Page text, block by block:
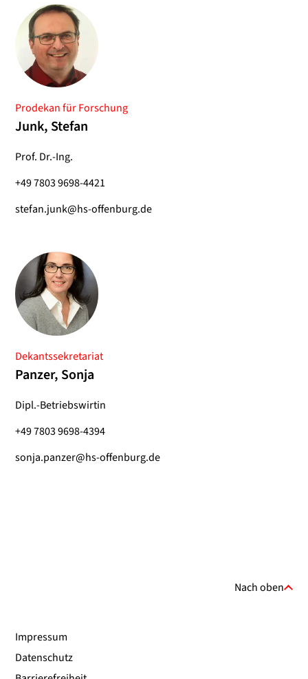
Prodekan für Forschung
Junk, Stefan
Prof. Dr.-Ing.
+49 7803 9698-4421
stefan.junk@hs-offenburg.de
Dekantssekretariat
Panzer, Sonja
Dipl.-Betriebswirtin
+49 7803 9698-4394
sonja.panzer@hs-offenburg.de
Nach oben
Impressum
Datenschutz